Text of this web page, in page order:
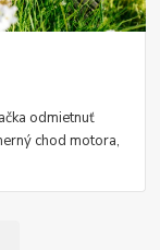
odmietnuť
chod motora,